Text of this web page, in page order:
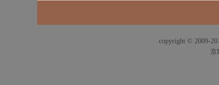
copyright © 2009-
京